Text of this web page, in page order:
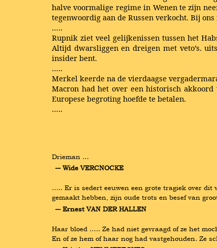
halve voormalige regime in Wenen te zijn
tegenwoordig aan de Russen verkocht. Bij
…..
Rupnik ziet veel gelijkenissen tussen het
Altijd dwarsliggen en dreigen met veto’s.
insider bent.
…..
Merkel keerde na de vierdaagse
Macron had het over een historisch
Europese begroting hoefde te betalen.
…..
Drieman …
― Wide VERCNOCKE
….. Er is sedert eeuwen een grote tragiek over
gemaakt hebben, zijn oude trots en besef van
― Ernest VAN DER HALLEN
Haar bloed ….. Ze had niet gevraagd of ze het
En of ze hem of haar nog had vastgehouden. Ze